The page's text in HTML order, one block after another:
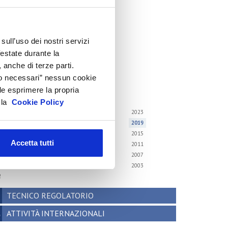
dei nostri servizi
durante la
anche di terze parti.
necessari” nessun cookie
esprimere la propria
Cookie Policy
Accetta tutti
internazionali
pubblicazioni
tematiche
gli anni
2023
2021 2020
2019
2015
2013
2011
2007
2003
TECNICO REGOLATORIO
ATTIVITÀ INTERNAZIONALI